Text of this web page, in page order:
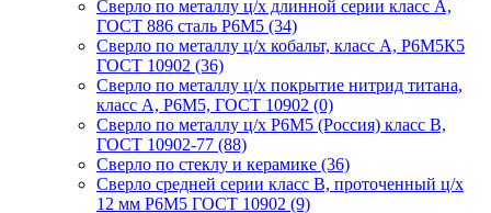
Сверло по металлу ц/х длинной серии класс А,
ГОСТ 886 сталь Р6М5 (34)
Сверло по металлу ц/х кобальт, класс А, Р6М5К5
ГОСТ 10902 (36)
Сверло по металлу ц/х покрытие нитрид титана,
класс А, Р6М5, ГОСТ 10902 (0)
Сверло по металлу ц/х Р6М5 (Россия) класс В,
ГОСТ 10902-77 (88)
Сверло по стеклу и керамике (36)
Сверло средней серии класс В, проточенный ц/х
12 мм Р6М5 ГОСТ 10902 (9)